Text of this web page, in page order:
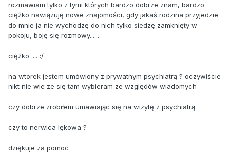
rozmawiam tylko z tymi których bardzo dobrze znam, bardzo
ciężko nawiązuję nowe znajomości, gdy jakaś rodzina przyjedzie
do mnie ja nie wychodzę do nich tylko siedzę zamknięty w
pokoju, boję się rozmowy.......
ciężko .... :/
na wtorek jestem umówiony z prywatnym psychiatrą ? oczywiście
nikt nie wie ze się tam wybieram ze względów wiadomych
czy dobrze zrobiłem umawiając się na wizytę z psychiatrą
czy to nerwica lękowa ?
dziękuje za pomoc